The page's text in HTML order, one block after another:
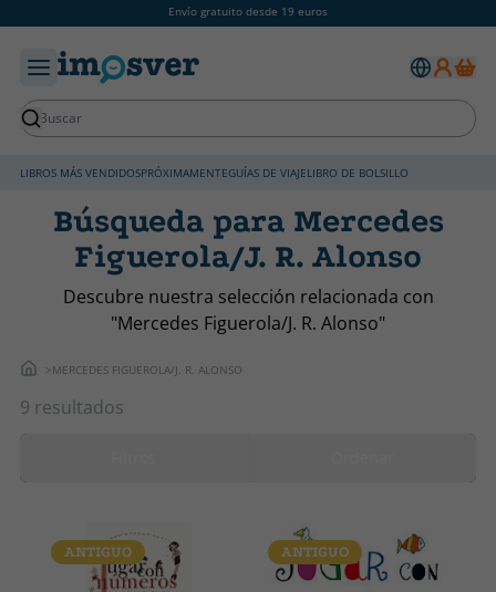
Envío gratuito desde 19 euros
LIBROS MÁS VENDIDOSPRÓXIMAMENTEGUÍAS DE VIAJELIBRO DE BOLSILLO
Búsqueda para Mercedes
Figuerola/J. R. Alonso
Descubre nuestra selección relacionada con
"Mercedes Figuerola/J. R. Alonso"
MERCEDES FIGUEROLA/J. R. ALONSO
9 resultados
ANTIGUO ANTIGUO